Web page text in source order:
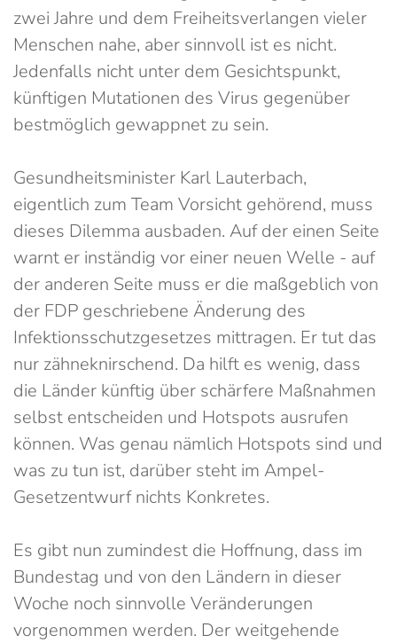
zwei Jahre und dem Freiheitsverlangen vieler
Menschen nahe, aber sinnvoll ist es nicht.
Jedenfalls nicht unter dem Gesichtspunkt,
künftigen Mutationen des Virus gegenüber
bestmöglich gewappnet zu sein.
Gesundheitsminister Karl Lauterbach,
eigentlich zum Team Vorsicht gehörend, muss
dieses Dilemma ausbaden. Auf der einen Seite
warnt er inständig vor einer neuen Welle - auf
der anderen Seite muss er die maßgeblich von
der FDP geschriebene Änderung des
Infektionsschutzgesetzes mittragen. Er tut das
nur zähneknirschend. Da hilft es wenig, dass
die Länder künftig über schärfere Maßnahmen
selbst entscheiden und Hotspots ausrufen
können. Was genau nämlich Hotspots sind und
was zu tun ist, darüber steht im Ampel-
Gesetzentwurf nichts Konkretes.
Es gibt nun zumindest die Hoffnung, dass im
Bundestag und von den Ländern in dieser
Woche noch sinnvolle Veränderungen
vorgenommen werden. Der weitgehende